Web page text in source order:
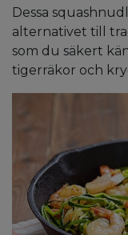
Dessa
alternativet till
som du säkert
tigerräkor och